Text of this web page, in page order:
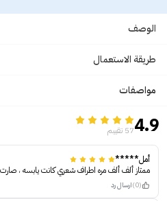
الوصف
طريقة الاستعمال
مواصفات
4.957 تقييم
أمل*****
ممتاز ألف ألف مره اطراف شعري كانت يابسه ، صارت
(0) ارسال رد